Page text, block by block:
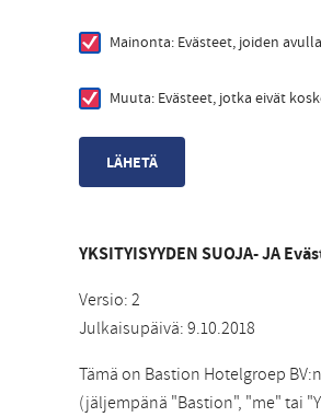
Mainonta: Evästeet, joiden
Muuta: Evästeet, jotka eivät
YKSITYISYYDEN SUOJA- JA
Versio: 2
Julkaisupäivä: 9.10.2018
Tämä on Bastion Hotelgroep
(jäljempänä "Bastion", "me" tai